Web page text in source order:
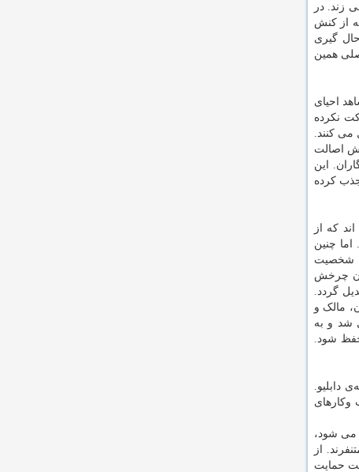
زند. در
از کنش
گیری
اصلی همین
احیای
نکرده
کنند.
اصالت
این
کرده
که از
چنین
شخصیت
آن چرخش
گردد.
مک ماهون، مالک و
شد و به
حفظ شود.
روایت سیاسی است. دونالد ترامپ در سال ۲۰۰۷ در برنامه‌ی دابلیو.
وکارهای
می شود،
از
حمایت